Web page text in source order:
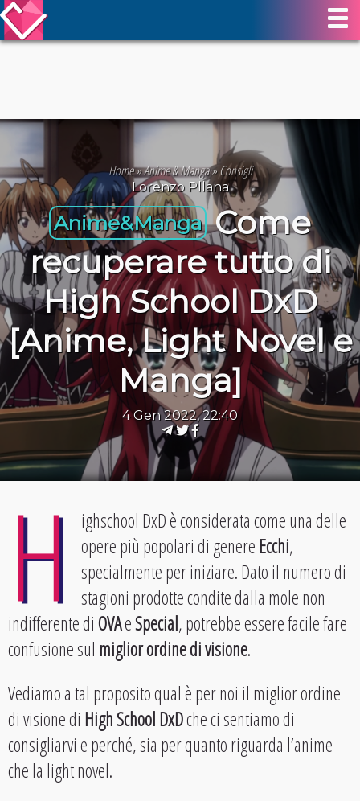
Home»Anime & Manga»Consigli
Lorenzo Pllana
Anime&Manga Come
recuperare tutto di
High School DxD
[Anime, Light Novel e
Manga]
4 Gen 2022, 22:40
H
ighschool DxD è considerata come una delle
opere più popolari di genereEcchi,
specialmente per iniziare. Dato il numero di
stagioni prodotte condite dalla mole non
indifferente diOVAeSpecial, potrebbe essere facile fare
confusione sul miglior ordine di visione.
Vediamo a tal proposito qual è per noi il miglior ordine
di visione di High School DxDche ci sentiamo di
consigliarvi e perché, sia per quanto riguarda l’anime
che la light novel.